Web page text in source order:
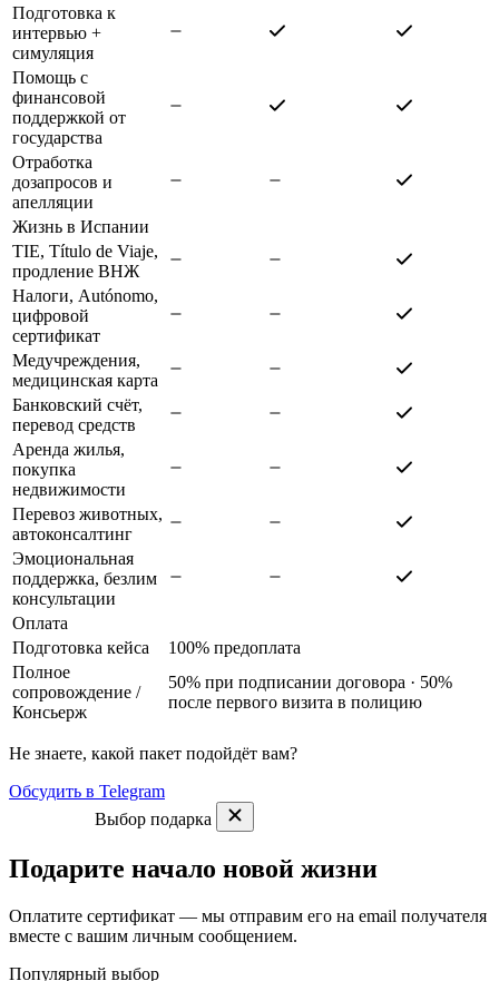
Подготовка к
интервью +
симуляция
Помощь с
финансовой
поддержкой от
государства
Отработка
дозапросов и
апелляции
Жизнь в Испании
TIE, Título de Viaje,
продление ВНЖ
Налоги, Autónomo,
цифровой
сертификат
Медучреждения,
медицинская карта
Банковский счёт,
перевод средств
Аренда жилья,
покупка
недвижимости
Перевоз животных,
автоконсалтинг
Эмоциональная
поддержка, безлим
консультации
Оплата
Подготовка кейса
100% предоплата
Полное
сопровождение /
Консьерж
50% при подписании договора · 50%
после первого визита в полицию
Не знаете, какой пакет подойдёт вам?
Обсудить в Telegram
Выбор подарка
Подарите начало новой жизни
Оплатите сертификат — мы отправим его на email получателя
вместе с вашим личным сообщением.
Популярный выбор